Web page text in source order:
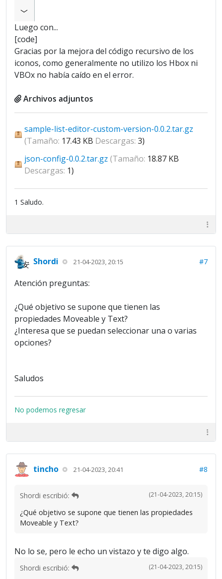
Luego con...
[code]
Gracias por la mejora del código recursivo de los
iconos, como generalmente no utilizo los Hbox ni
VBOx no había caído en el error.
Archivos adjuntos
sample-list-editor-custom-version-0.0.2.tar.gz
(Tamaño: 17.43 KB Descargas: 3)
json-config-0.0.2.tar.gz (Tamaño: 18.87 KB
Descargas: 1)
1 Saludo.
Shordi 21-04-2023, 20:15 #7
Atención preguntas:
¿Qué objetivo se supone que tienen las
propiedades Moveable y Text?
¿Interesa que se puedan seleccionar una o varias
opciones?
Saludos
No podemos regresar
tincho 21-04-2023, 20:41 #8
(21-04-2023, 20:15)
Shordi escribió:
¿Qué objetivo se supone que tienen las propiedades
Moveable y Text?
No lo se, pero le echo un vistazo y te digo algo.
(21-04-2023, 20:15)
Shordi escribió: